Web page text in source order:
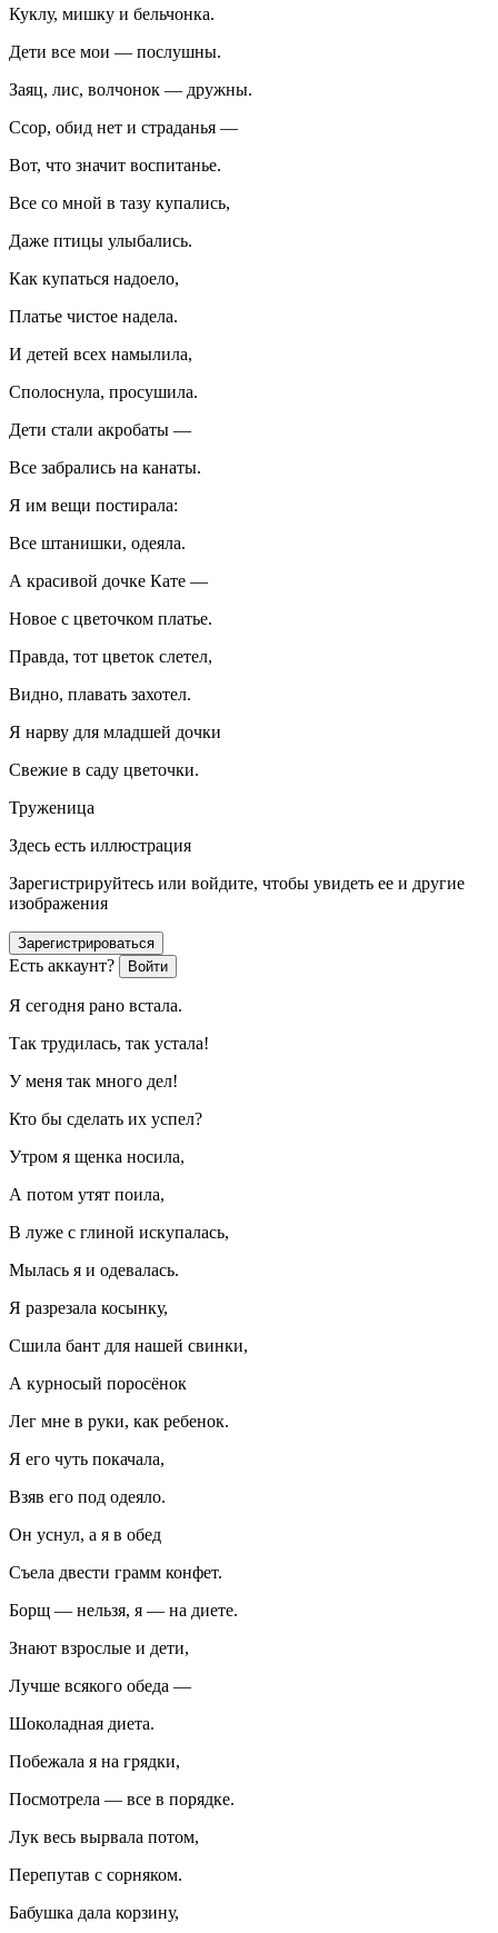
Куклу, мишку и бельчонка.
Дети все мои — послушны.
Заяц, лис, волчонок — дружны.
Ссор, обид нет и страданья —
Вот, что значит воспитанье.
Все со мной в тазу купались,
Даже птицы улыбались.
Как купаться надоело,
Платье чистое надела.
И детей всех намылила,
Сполоснула, просушила.
Дети стали акробаты —
Все забрались на канаты.
Я им вещи постирала:
Все штанишки, одеяла.
А красивой дочке Кате —
Новое с цветочком платье.
Правда, тот цветок слетел,
Видно, плавать захотел.
Я нарву для младшей дочки
Свежие в саду цветочки.
Труженица
Здесь есть иллюстрация
Зарегистрируйтесь или войдите, чтобы увидеть ее и другие
изображения
Зарегистрироваться
Есть аккаунт? Войти
Я сегодня рано встала.
Так трудилась, так устала!
У меня так много дел!
Кто бы сделать их успел?
Утром я щенка носила,
А потом утят поила,
В луже с глиной искупалась,
Мылась я и одевалась.
Я разрезала косынку,
Сшила бант для нашей свинки,
А курносый поросёнок
Лег мне в руки, как ребенок.
Я его чуть покачала,
Взяв его под одеяло.
Он уснул, а я в обед
Съела двести грамм конфет.
Борщ — нельзя, я — на диете.
Знают взрослые и дети,
Лучше всякого обеда —
Шоколадная диета.
Побежала я на грядки,
Посмотрела — все в порядке.
Лук весь вырвала потом,
Перепутав с сорняком.
Бабушка дала корзину,